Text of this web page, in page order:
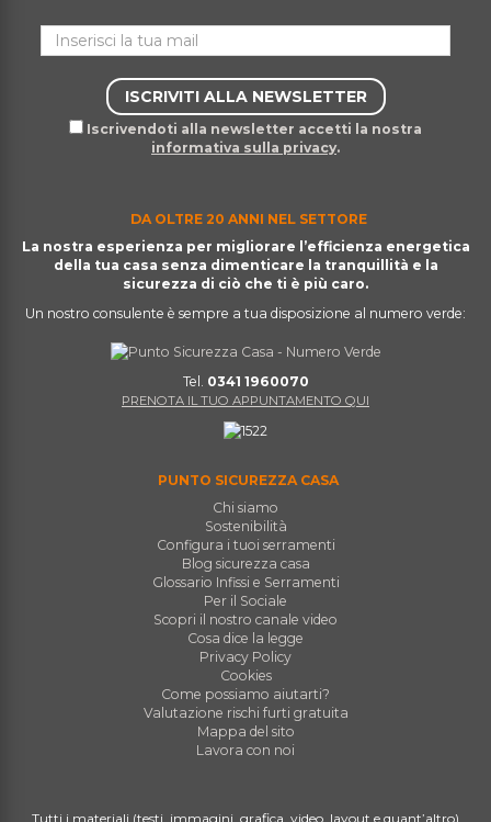
Iscrivendoti alla newsletter accetti la nostra
informativa sulla privacy.
DA OLTRE 20 ANNI NEL SETTORE
La nostra esperienza per migliorare l’efficienza energetica
della tua casa senza dimenticare la tranquillità e la
sicurezza di ciò che ti è più caro.
Un nostro consulente è sempre a tua disposizione al numero verde:
Tel. 0341 1960070
PRENOTA IL TUO APPUNTAMENTO QUI
PUNTO SICUREZZA CASA
Chi siamo
Sostenibilità
Configura i tuoi serramenti
Blog sicurezza casa
Glossario Infissi e Serramenti
Per il Sociale
Scopri il nostro canale video
Cosa dice la legge
Privacy Policy
Cookies
Come possiamo aiutarti?
Valutazione rischi furti gratuita
Mappa del sito
Lavora con noi
Tutti i materiali (testi, immagini, grafica, video, layout e quant’altro)